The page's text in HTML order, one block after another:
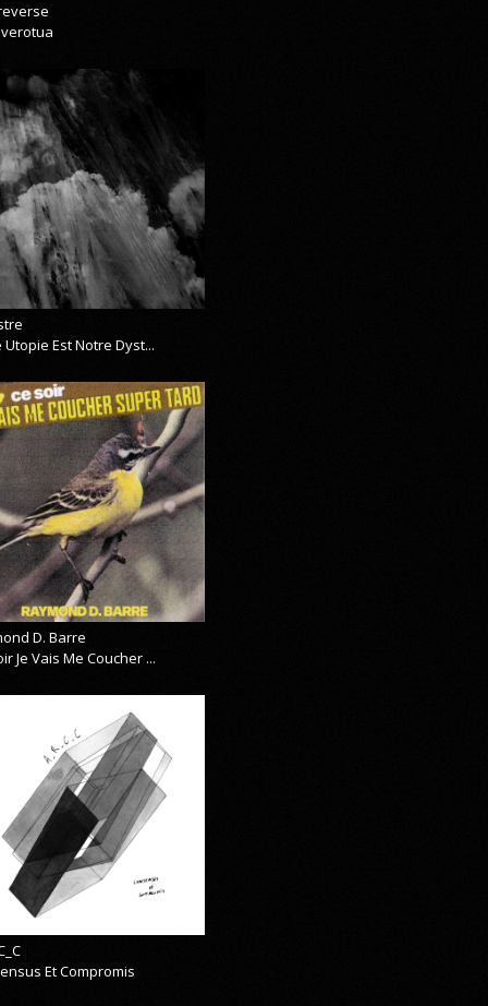
Utopie Est Notre Dyst...
D. Barre
Je Vais Me Coucher ...
Et Compromis